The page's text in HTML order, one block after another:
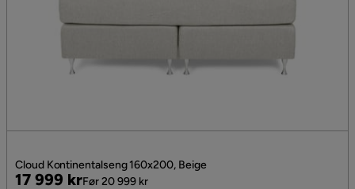
Cloud Kontinentalseng 160x200, Beige
Pris
17 999 kr
Original
Før 20 999 kr